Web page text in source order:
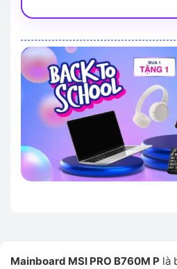
Mainboard MSI PRO B760M P là